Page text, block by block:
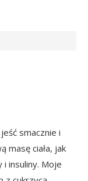
smacznie i
masę ciała, jak
insuliny. Moje